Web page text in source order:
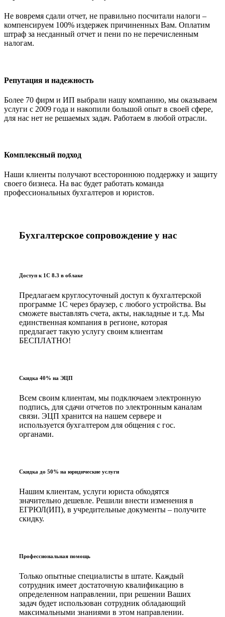
Не вовремя сдали отчет, не правильно посчитали налоги –
компенсируем 100% издержек причиненных Вам. Оплатим
штраф за несданный отчет и пени по не перечисленным
налогам.
Репутация и надежность
Более 70 фирм и ИП выбрали нашу компанию, мы оказываем
услуги с 2009 года и накопили большой опыт в своей сфере,
для нас нет не решаемых задач. Работаем в любой отрасли.
Комплексный подход
Наши клиенты получают всестороннюю поддержку и защиту
своего бизнеса. На вас будет работать команда
профессиональных бухгалтеров и юристов.
Бухгалтерское сопровождение у нас
Доступ к 1С 8.3 в облаке
Предлагаем круглосуточный доступ к бухгалтерской
программе 1С через браузер, с любого устройства. Вы
сможете выставлять счета, акты, накладные и т.д. Мы
единственная компания в регионе, которая
предлагает такую услугу своим клиентам
БЕСПЛАТНО!
Скидка 40% на ЭЦП
Всем своим клиентам, мы подключаем электронную
подпись, для сдачи отчетов по электронным каналам
связи. ЭЦП хранится на нашем сервере и
используется бухгалтером для общения с гос.
органами.
Скидка до 50% на юридические услуги
Нашим клиентам, услуги юриста обходятся
значительно дешевле. Решили внести изменения в
ЕГРЮЛ(ИП), в учредительные документы – получите
скидку.
Профессиональная помощь
Только опытные специалисты в штате. Каждый
сотрудник имеет достаточную квалификацию в
определенном направлении, при решении Ваших
задач будет использован сотрудник обладающий
максимальными знаниями в этом направлении.